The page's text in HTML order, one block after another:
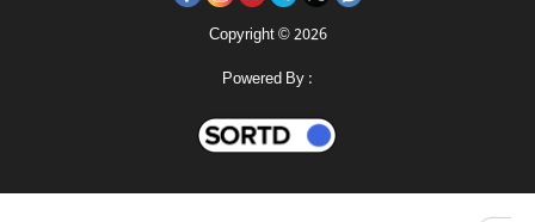
Copyright © 2026
Powered By :